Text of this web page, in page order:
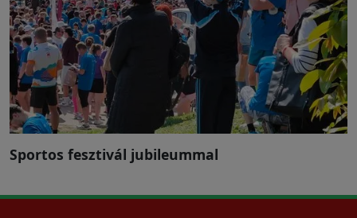
Sportos fesztivál jubileummal